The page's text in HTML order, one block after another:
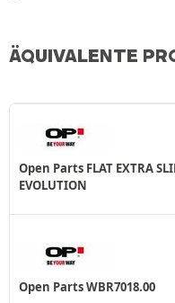
ÄQUIVALENTE
Open Parts FLAT EXTRA
EVOLUTION
Open Parts WBR7018.00